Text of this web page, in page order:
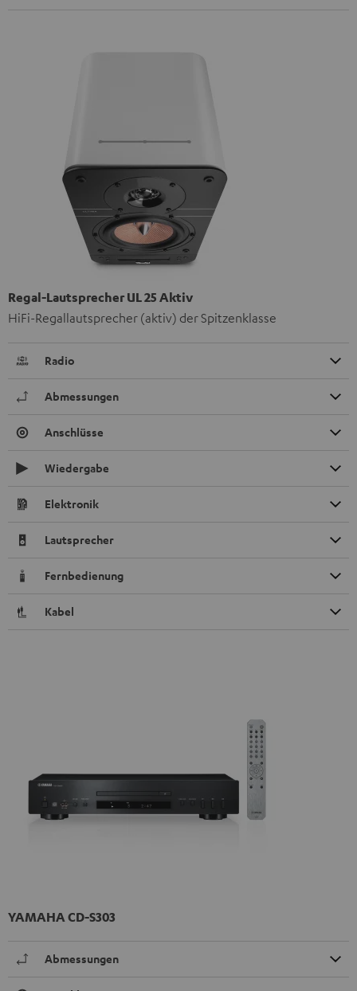
Regal-Lautsprecher UL 25 Aktiv
HiFi-Regallautsprecher (aktiv) der Spitzenklasse
Radio
Abmessungen
Anschlüsse
Wiedergabe
Elektronik
Lautsprecher
Fernbedienung
Kabel
YAMAHA CD-S303
Abmessungen